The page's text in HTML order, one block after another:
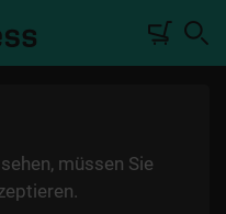
müssen Sie